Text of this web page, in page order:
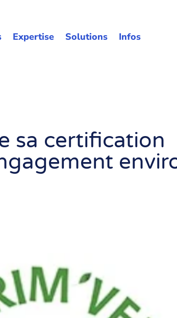
Expertise Solutions Infos
sa certification